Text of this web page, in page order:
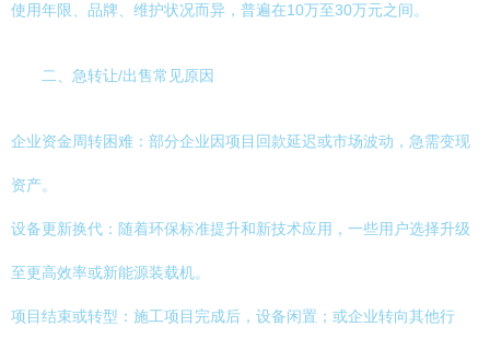
使用年限、品牌、维护状况而异，普遍在10万至30万元之间。
二、急转让/出售常见原因
企业资金周转困难：部分企业因项目回款延迟或市场波动，急需变现
资产。
设备更新换代：随着环保标准提升和新技术应用，一些用户选择升级
至更高效率或新能源装载机。
项目结束或转型：施工项目完成后，设备闲置；或企业转向其他行